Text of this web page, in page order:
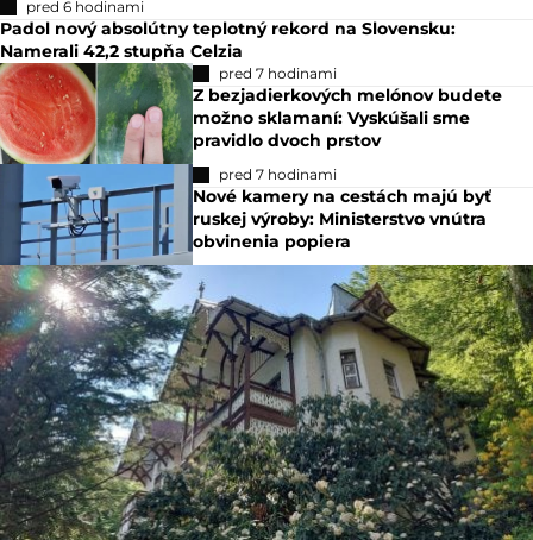
pred 6 hodinami
Padol nový absolútny teplotný rekord na Slovensku:
Namerali 42,2 stupňa Celzia
pred 7 hodinami
Z bezjadierkových melónov budete
možno sklamaní: Vyskúšali sme
pravidlo dvoch prstov
pred 7 hodinami
Nové kamery na cestách majú byť
ruskej výroby: Ministerstvo vnútra
obvinenia popiera